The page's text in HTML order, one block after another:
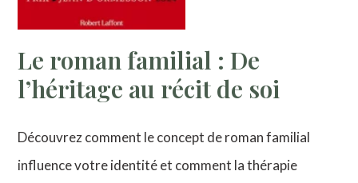
Le roman familial : De
l’héritage au récit de soi
Découvrez comment le concept de roman familial
influence votre identité et comment la thérapie